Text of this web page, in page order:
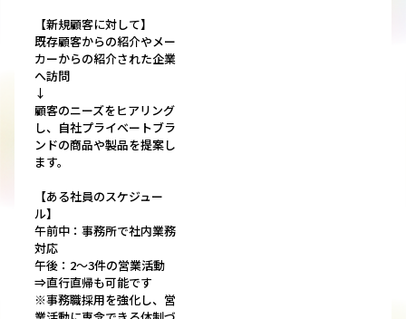
【新規顧客に対して】
既存顧客からの紹介やメー
カーからの紹介された企業
へ訪問
↓
顧客のニーズをヒアリング
し、自社プライベートブラ
ンドの商品や製品を提案し
ます。
【ある社員のスケジュー
ル】
午前中：事務所で社内業務
対応
午後：2～3件の営業活動
⇒直行直帰も可能です
※事務職採用を強化し、営